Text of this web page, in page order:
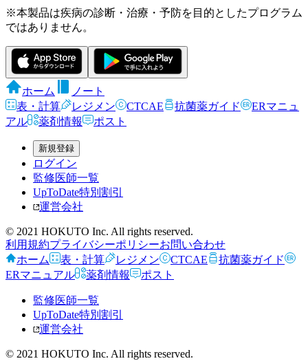
※本製品は疾病の診断・治療・予防を目的としたプログラム
ではありません。
ホーム
ノート
表・計算
レジメン CTCAE 抗菌薬ガイド
ERマニュ
アル
薬剤情報 ポスト
新規登録
ログイン
監修医師一覧
UpToDate特別割引
運営会社
© 2021 HOKUTO Inc. All rights reserved.
利用規約プライバシーポリシーお問い合わせ
ホーム
表・計算 レジメン CTCAE
抗菌薬ガイド
ERマニュアル
薬剤情報 ポスト
監修医師一覧
UpToDate特別割引
運営会社
© 2021 HOKUTO Inc. All rights reserved.